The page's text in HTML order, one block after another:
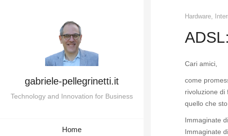
gabriele-pellegrinetti.it
Technology and Innovation for Business
Home
Hardware,
Cari amici,
come
rivoluzione di
quello che
Immaginate
Immaginate